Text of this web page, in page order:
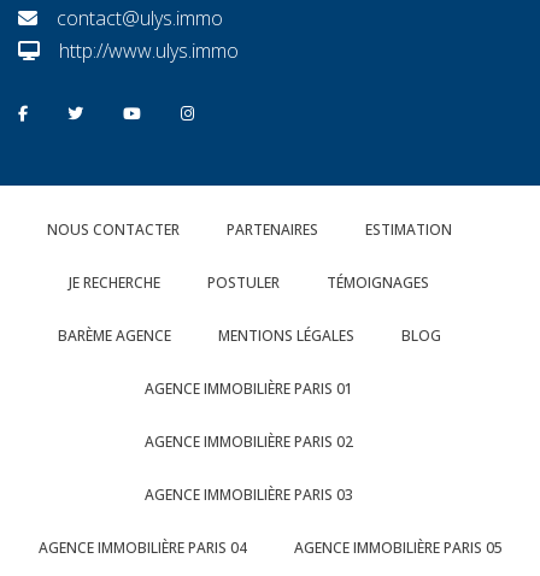
contact@ulys.immo
http://www.ulys.immo
NOUS CONTACTER PARTENAIRES ESTIMATION
JE RECHERCHE POSTULER TÉMOIGNAGES
BARÈME AGENCE MENTIONS LÉGALES BLOG
AGENCE IMMOBILIÈRE PARIS 01
AGENCE IMMOBILIÈRE PARIS 02
AGENCE IMMOBILIÈRE PARIS 03
AGENCE IMMOBILIÈRE PARIS 04 AGENCE IMMOBILIÈRE PARIS 05